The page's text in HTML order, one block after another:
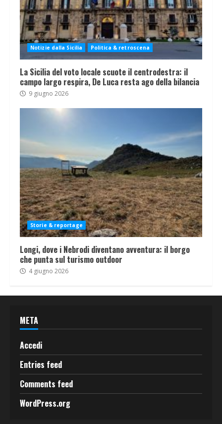
Notizie dalla Sicilia Politica & retroscena
La Sicilia del voto locale scuote il centrodestra: il
campo largo respira, De Luca resta ago della bilancia
9 giugno 2026
Storie & reportage
Longi, dove i Nebrodi diventano avventura: il borgo
che punta sul turismo outdoor
4 giugno 2026
META
Accedi
Entries feed
Comments feed
WordPress.org